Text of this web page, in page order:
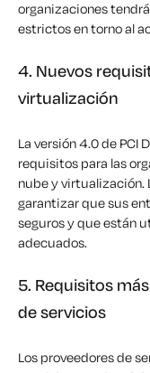
organizaciones
estrictos en torno al
4. Nuevos
virtualización
La versión 4.0 de PCI
requisitos para las
nube y virtualización.
garantizar que sus
seguros y que están
adecuados.
5. Requisitos
de servicios
Los proveedores de